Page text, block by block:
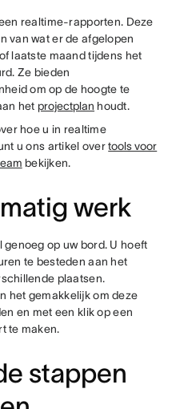
realtime-rapporten. Deze
van wat er de afgelopen
laatste maand tijdens het
Ze bieden
om op de hoogte te
het projectplan houdt.
hoe u in realtime
u ons artikel overtools voor
bekijken.
werk
op uw bord. U hoeft
te besteden aan het
plaatsen.
het gemakkelijk om deze
en met een klik op een
te maken.
stappen